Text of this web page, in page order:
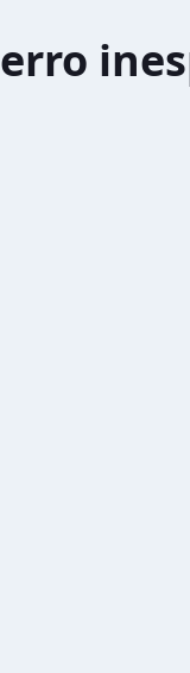
erro